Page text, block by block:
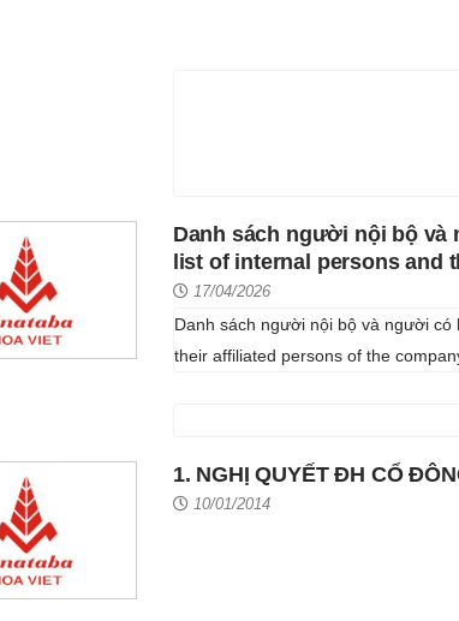
Danh sách người nội bộ
list of internal persons and
17/04/2026
Danh sách người nội bộ và người
their affiliated persons of the
1. NGHỊ QUYẾT ĐH CỔ
10/01/2014